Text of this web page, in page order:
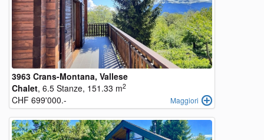
3963 Crans-Montana, Vallese
Chalet, 6.5 Stanze, 151.33 m2
CHF 699'000.- Maggiori